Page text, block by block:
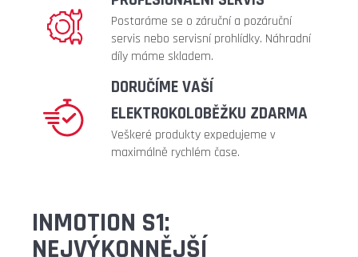
Postaráme se o záruční a pozáruční
servis nebo servisní prohlídky. Náhradní
díly máme skladem.
DORUČÍME VAŠÍ
ELEKTROKOLOBĚŽKU ZDARMA
Veškeré produkty expedujeme v
maximálně rychlém čase.
INMOTION S1:
NEJVÝKONNĚJŠÍ